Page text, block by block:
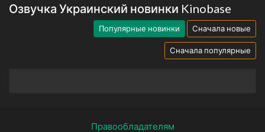
Озвучка Украинский новинки Kinobase
Популярные новинки Сначала новые
Сначала популярные
Правообладателям